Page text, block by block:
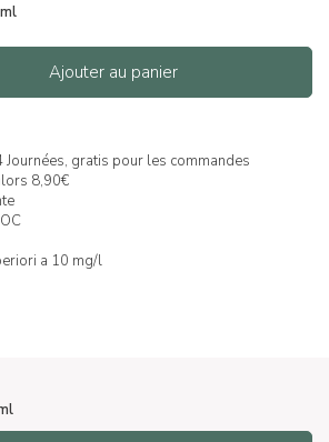
Ajouter au panier
Journées, gratis pour les commandes
8,90€
a 10 mg/l